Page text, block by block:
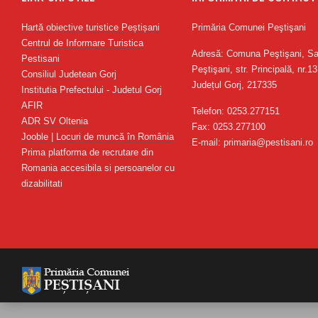
Hartă obiective turistice Peștișani
Centrul de Informare Turistica
Pestisani
Consiliul Judetean Gorj
Institutia Prefectului - Judetul Gorj
AFIR
ADR SV Oltenia
Jooble | Locuri de muncă în România
Prima platforma de recrutare din
Romania accesibila si persoanelor cu
dizabilitati
Primăria Comunei Peştişani
Adresă: Comuna Peştişani,
Peştişani, str. Principală,
Județul Gorj, 217335
Telefon: 0253.277151
Fax: 0253.277100
E-mail: primaria@pestisani.ro